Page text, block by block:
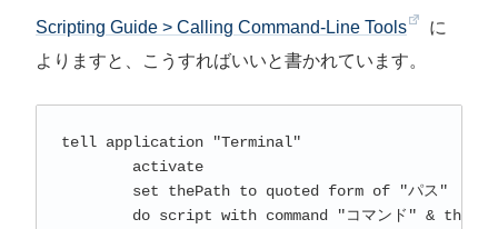
Scripting Guide > Calling Command-Line Tools
に
よりますと、こうすればいいと書かれています。
tell application "Terminal"